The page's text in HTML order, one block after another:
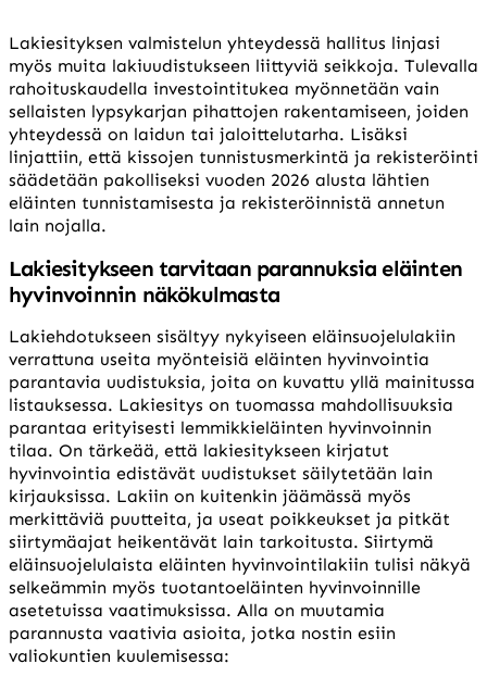
Lakiesityksen valmistelun yhteydessä hallitus linjasi
myös muita lakiuudistukseen liittyviä seikkoja. Tulevalla
rahoituskaudella investointitukea myönnetään vain
sellaisten lypsykarjan pihattojen rakentamiseen, joiden
yhteydessä on laidun tai jaloittelutarha. Lisäksi
linjattiin, että kissojen tunnistusmerkintä ja rekisteröinti
säädetään pakolliseksi vuoden 2026 alusta lähtien
eläinten tunnistamisesta ja rekisteröinnistä annetun
lain nojalla.
Lakiesitykseen tarvitaan parannuksia eläinten
hyvinvoinnin näkökulmasta
Lakiehdotukseen sisältyy nykyiseen eläinsuojelulakiin
verrattuna useita myönteisiä eläinten hyvinvointia
parantavia uudistuksia, joita on kuvattu yllä mainitussa
listauksessa. Lakiesitys on tuomassa mahdollisuuksia
parantaa erityisesti lemmikkieläinten hyvinvoinnin
tilaa. On tärkeää, että lakiesitykseen kirjatut
hyvinvointia edistävät uudistukset säilytetään lain
kirjauksissa. Lakiin on kuitenkin jäämässä myös
merkittäviä puutteita, ja useat poikkeukset ja pitkät
siirtymäajat heikentävät lain tarkoitusta. Siirtymä
eläinsuojelulaista eläinten hyvinvointilakiin tulisi näkyä
selkeämmin myös tuotantoeläinten hyvinvoinnille
asetetuissa vaatimuksissa. Alla on muutamia
parannusta vaativia asioita, jotka nostin esiin
valiokuntien kuulemisessa: